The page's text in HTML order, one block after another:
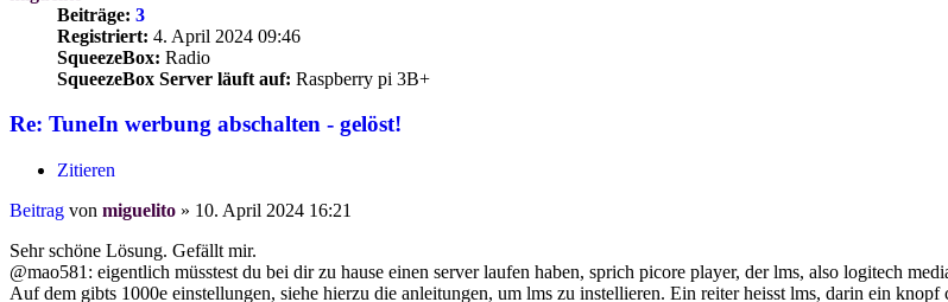
Beiträge: 3
Registriert: 4. April 2024 09:46
SqueezeBox: Radio
SqueezeBox Server läuft auf: Raspberry pi 3B+
Re: TuneIn werbung abschalten - gelöst!
Zitieren
Beitrag von miguelito » 10. April 2024 16:21
Sehr schöne Lösung. Gefällt mir.
@mao581: eigentlich müsstest du bei dir zu hause einen server laufen haben, sprich picore player, der lms, also logitech
Auf dem gibts 1000e einstellungen, siehe hierzu die anleitungen, um lms zu instellieren. Ein reiter heisst lms, darin ein